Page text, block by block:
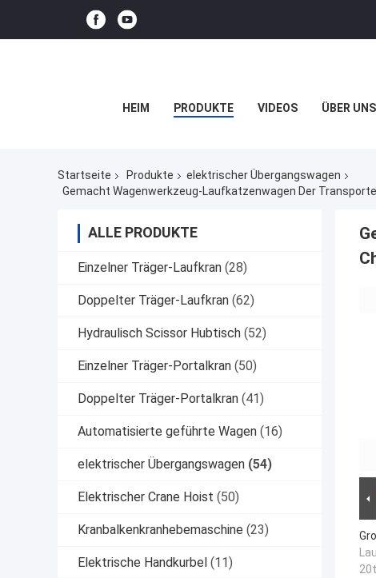
HEIM PRODUKTE VIDEOS ÜBER UNS
Startseite Produkte
elektrischer Übergangswagen
ALLE PRODUKTE
Einzelner Träger-Laufkran (28)
Doppelter Träger-Laufkran (62)
Hydraulisch Scissor Hubtisch (52)
Einzelner Träger-Portalkran (50)
Doppelter Träger-Portalkran (41)
Automatisierte geführte Wagen (16)
elektrischer Übergangswagen (54)
Elektrischer Crane Hoist (50)
Kranbalkenkranhebemaschine (23)
Elektrische Handkurbel (11)